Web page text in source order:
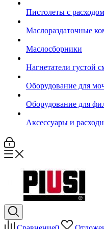
Пистолеты с
Маслораздаточные
Маслосборники
Нагнетатели густой
Оборудование для
Оборудование для
Аксессуары и